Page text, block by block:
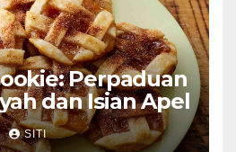
Perpaduan
dan Isian Apel
SITI